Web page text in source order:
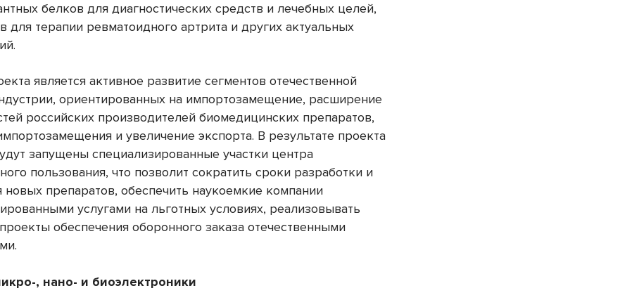
белков для диагностических средств и лечебных целей,
для терапии ревматоидного артрита и других актуальных
является активное развитие сегментов отечественной
ориентированных на импортозамещение, расширение
российских производителей биомедицинских препаратов,
и увеличение экспорта. В результате проекта
запущены специализированные участки центра
пользования, что позволит сократить сроки разработки и
новых препаратов, обеспечить наукоемкие компании
услугами на льготных условиях, реализовывать
обеспечения оборонного заказа отечественными
, нано- и биоэлектроники